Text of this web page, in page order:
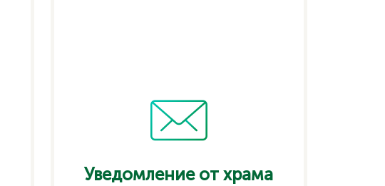
Уведомление от храма